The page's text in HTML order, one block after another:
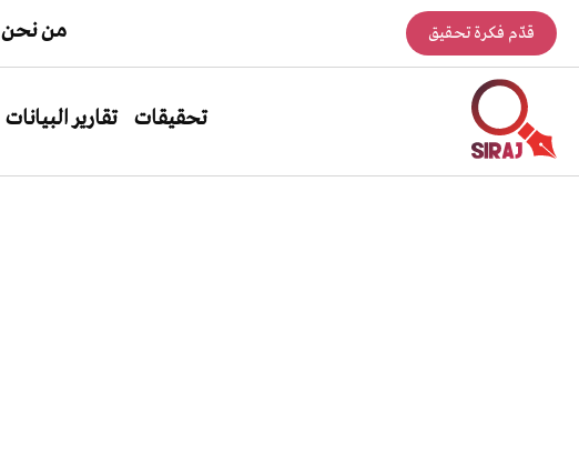
قدّم فكرة تحقيق من نحن
تحقيقات تقارير البيانات